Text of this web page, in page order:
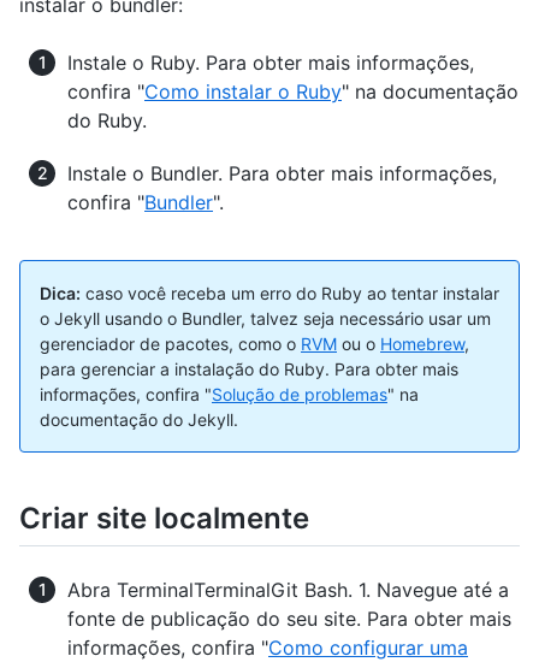
instalar o bundler:
Instale o Ruby. Para obter mais informações,
confira "Como instalar o Ruby" na documentação
do Ruby.
Instale o Bundler. Para obter mais informações,
confira "Bundler".
Dica: caso você receba um erro do Ruby ao tentar instalar
o Jekyll usando o Bundler, talvez seja necessário usar um
gerenciador de pacotes, como o RVM ou o Homebrew,
para gerenciar a instalação do Ruby. Para obter mais
informações, confira "Solução de problemas" na
documentação do Jekyll.
Criar site localmente
Abra TerminalTerminalGit Bash. 1. Navegue até a
fonte de publicação do seu site. Para obter mais
informações, confira "Como configurar uma